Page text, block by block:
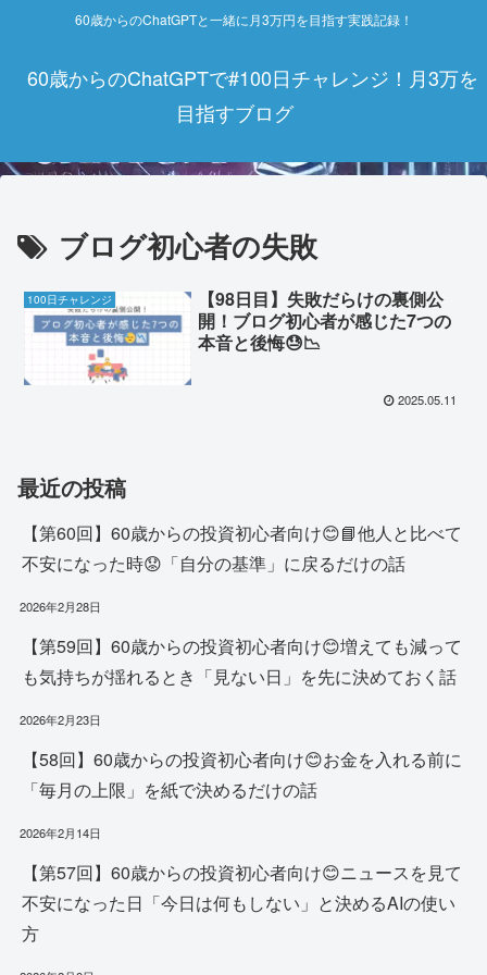
60歳からのChatGPTと一緒に月3万円を目指す実践記録！
60歳からのChatGPTで#100日チャレンジ！月3万を
目指すブログ
ブログ初心者の失敗
100日チャレンジ
【98日目】失敗だらけの裏側公
開！ブログ初心者が感じた7つの
本音と後悔😓📉
2025.05.11
最近の投稿
【第60回】60歳からの投資初心者向け😊📘他人と比べて
不安になった時😟「自分の基準」に戻るだけの話
2026年2月28日
【第59回】60歳からの投資初心者向け😊増えても減って
も気持ちが揺れるとき「見ない日」を先に決めておく話
2026年2月23日
【58回】60歳からの投資初心者向け😊お金を入れる前に
「毎月の上限」を紙で決めるだけの話
2026年2月14日
【第57回】60歳からの投資初心者向け😊ニュースを見て
不安になった日「今日は何もしない」と決めるAIの使い
方